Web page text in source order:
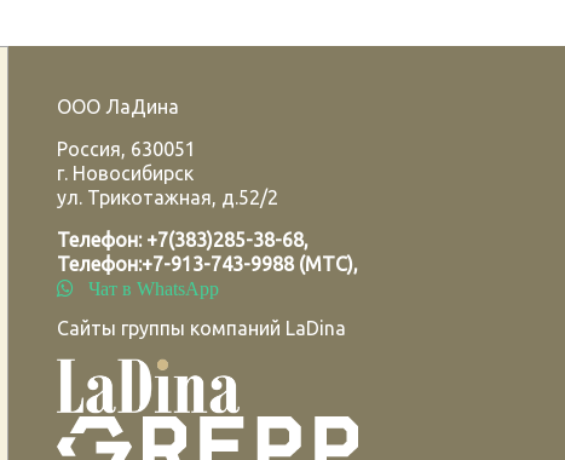
ООО ЛаДина
Россия, 630051
г. Новосибирск
ул. Трикотажная, д.52/2
Телефон: +7(383)285-38-68,
Телефон:+7-913-743-9988 (МТС),
Чат в WhatsApp
Сайты группы компаний LaDina